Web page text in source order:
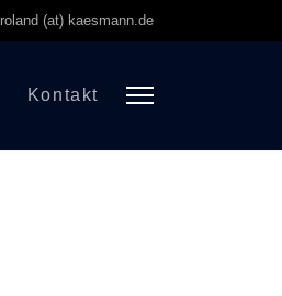
roland (at) kaesmann.de
Kontakt